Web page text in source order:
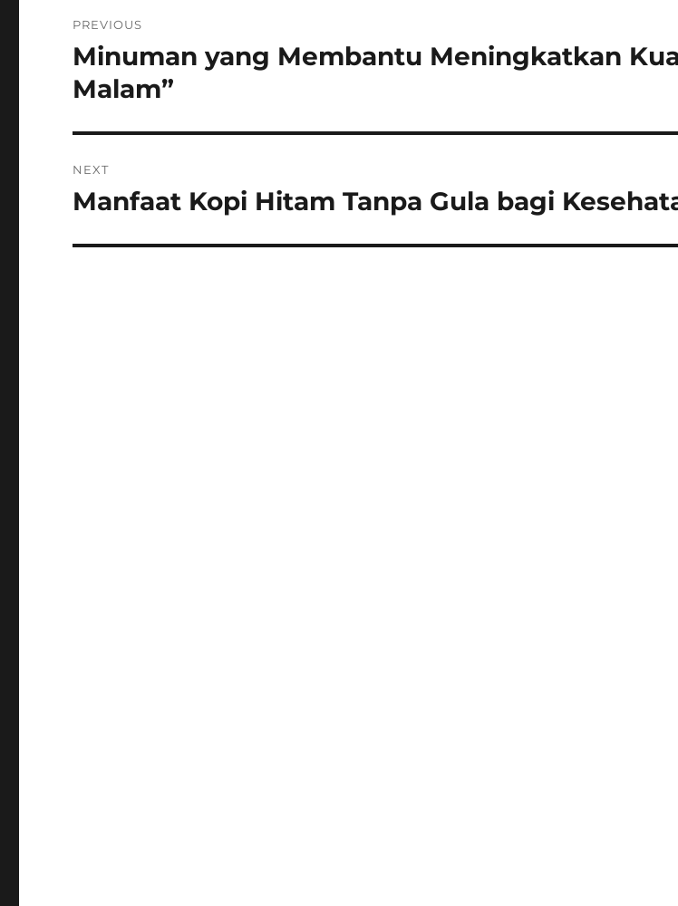
pos
PREVIOUS
Previous
post:
Minuman yang Membantu Meningkatkan
Malam”
NEXT
Next
Manfaat Kopi Hitam Tanpa Gula bagi